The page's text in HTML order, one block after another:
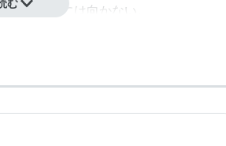
一般利用には向かない。
む